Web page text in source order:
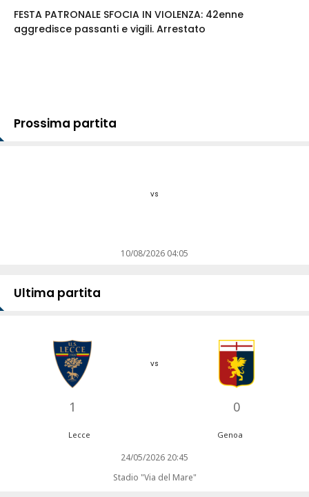
FESTA PATRONALE SFOCIA IN VIOLENZA: 42enne
aggredisce passanti e vigili. Arrestato
Prossima partita
vs
10/08/2026 04:05
Ultima partita
1
vs
0
Lecce Genoa
24/05/2026 20:45
Stadio "Via del Mare"